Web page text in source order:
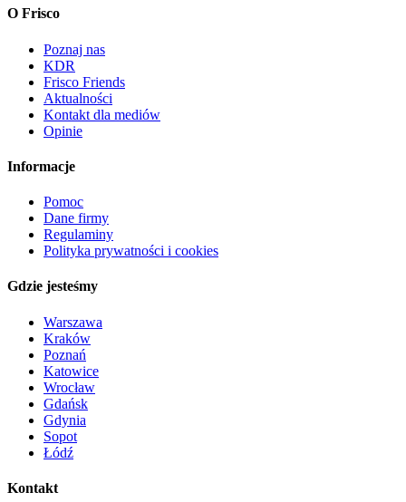
O Frisco
Poznaj nas
KDR
Frisco Friends
Aktualności
Kontakt dla mediów
Opinie
Informacje
Pomoc
Dane firmy
Regulaminy
Polityka prywatności i cookies
Gdzie jesteśmy
Warszawa
Kraków
Poznań
Katowice
Wrocław
Gdańsk
Gdynia
Sopot
Łódź
Kontakt